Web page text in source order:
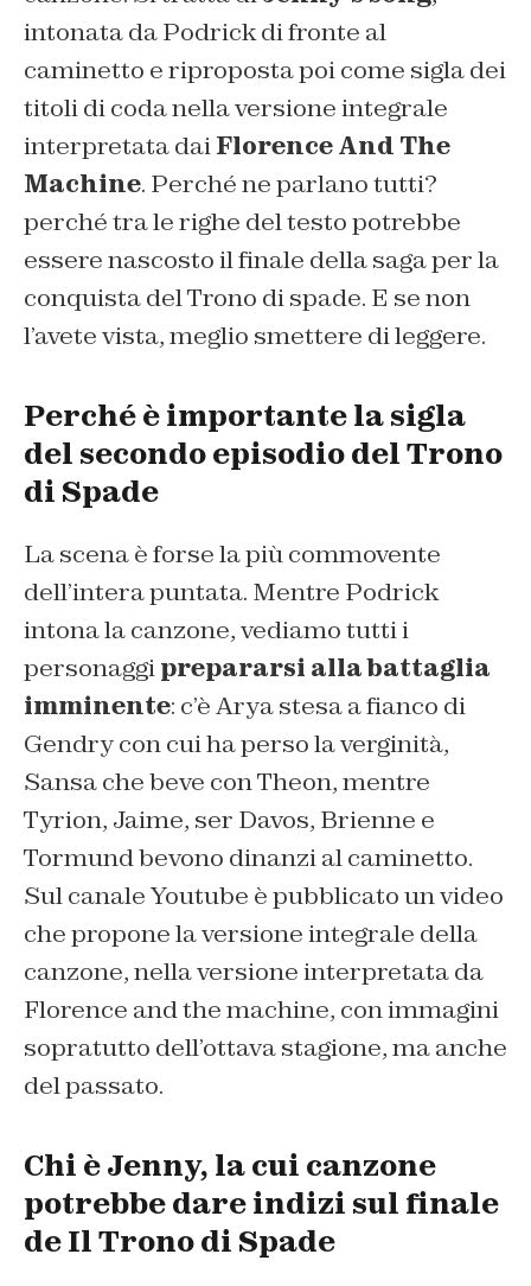
intonata da Podrick di fronte al
caminetto e riproposta poi come sigla dei
titoli di coda nella versione integrale
interpretata daiFlorence And The
Machine. Perché ne parlano tutti?
perché tra le righe del testo potrebbe
essere nascosto il finale della saga per la
conquista del Trono di spade. E se non
l’avete vista, meglio smettere di leggere.
Perché è importante la sigla
del secondo episodio del Trono
di Spade
La scena è forse la più commovente
dell’intera puntata. Mentre Podrick
intona la canzone, vediamo tutti i
personaggiprepararsi alla battaglia
imminente: c’è Arya stesa a fianco di
Gendry con cui ha perso la verginità,
Sansa che beve con Theon, mentre
Tyrion, Jaime, ser Davos, Brienne e
Tormund bevono dinanzi al caminetto.
Sul canale Youtube è pubblicato un video
che propone la versione integrale della
canzone, nella versione interpretata da
Florence and the machine, con immagini
sopratutto dell’ottava stagione, ma anche
del passato.
Chi è Jenny, la cui canzone
potrebbe dare indizi sul finale
de Il Trono di Spade